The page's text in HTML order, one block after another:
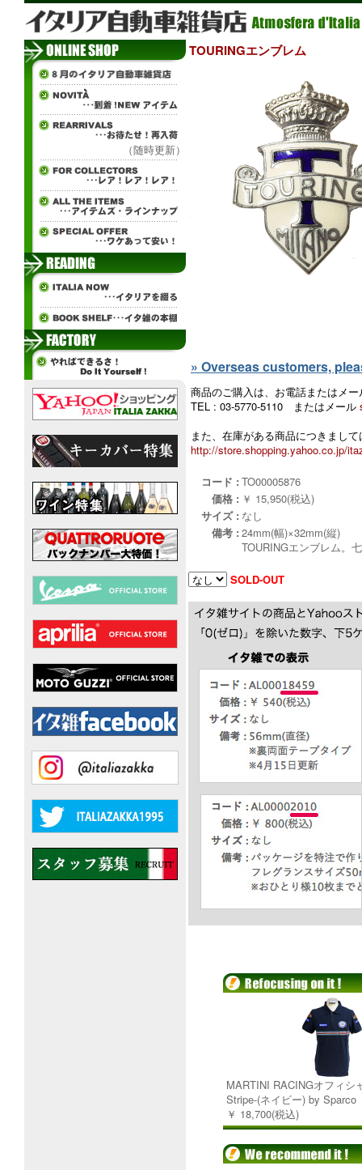
（随時更新）
TOURINGエンブレム
» Overseas customers,
商品のご購入は、お電話またはメ
TEL : 03-5770-5110 またはメール
また、在庫がある商品につきまし
http://store.shopping.yahoo.co.jp/
コード : TO00005876
価格 : ￥ 15,950(税込)
サイズ : なし
備考 : 24mm(幅)×32mm(縦)
TOURINGエンブレム。
SOLD-OUT
MARTINI RACINGオフィシ
Stripe-(ネイビー) by Sparco
￥ 18,700(税込)